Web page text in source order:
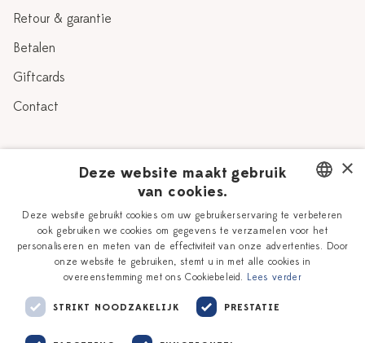
Retour & garantie
Betalen
Giftcards
Contact
Verhaal
Onze plateelschilders
Delfts Blauw
Workshops
Vacatures
Zakelijk
DUTCH
ENGLISH
×
Deze website maakt gebruik
van cookies.
Deze website gebruikt cookies om uw gebruikerservaring te verbeteren
ook gebruiken we cookies om gegevens te verzamelen voor het
personaliseren en meten van de effectiviteit van onze advertenties. Door
onze website te gebruiken, stemt u in met alle cookies in
overeenstemming met ons Cookiebeleid. Lees verder
STRIKT NOODZAKELIJK PRESTATIE